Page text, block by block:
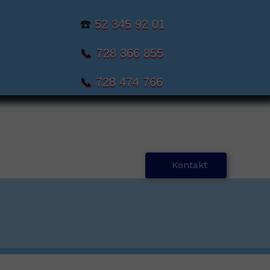
Kontakt
☎️ 52 345 92 01
📞 728 366 855
📞 728 474 766